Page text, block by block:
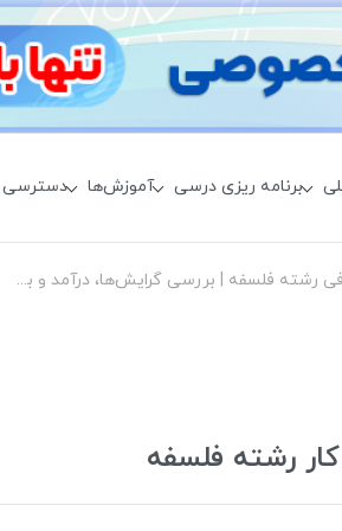
برنامه ریزی درسی آموزش‌ها دسترسی
معرفی رشته فلسفه | بررسی گرایش‌ها، درآمد و بازار کار رشته فلسفه
رشته فلسفه